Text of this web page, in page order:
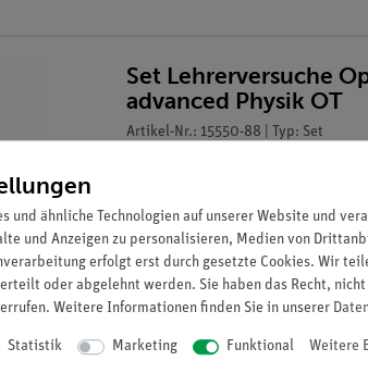
Set Lehrerversuche
advanced Physik OT
Artikel-Nr.: 15550-88 | Typ: Set
und ähnliche Technologien auf unserer Website und
und Anzeigen zu personalisieren, Medien von
erfolgt erst durch gesetzte Cookies. Wir
oder abgelehnt werden. Sie haben das Recht,
Weitere Informationen finden Sie in unserer
Statistik Marketing Funktional Weitere